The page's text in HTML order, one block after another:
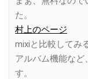
た。
村上のページ
mixiと比較してみ
アルバム機能など
す。